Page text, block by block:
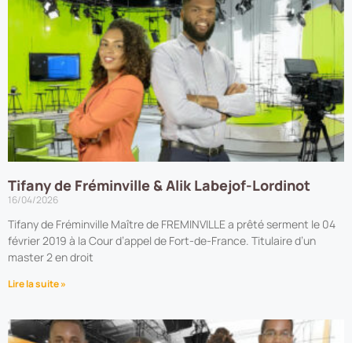
Tifany de Fréminville & Alik Labejof-Lordinot
16/04/2026
Tifany de Fréminville Maître de FREMINVILLE a prêté serment le 04
février 2019 à la Cour d’appel de Fort-de-France. Titulaire d’un
master 2 en droit
Lire la suite »